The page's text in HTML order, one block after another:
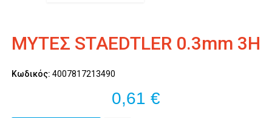
ΜΥΤΕΣ STAEDTLER 0.3mm 3H
Κωδικός: 4007817213490
0,61 €